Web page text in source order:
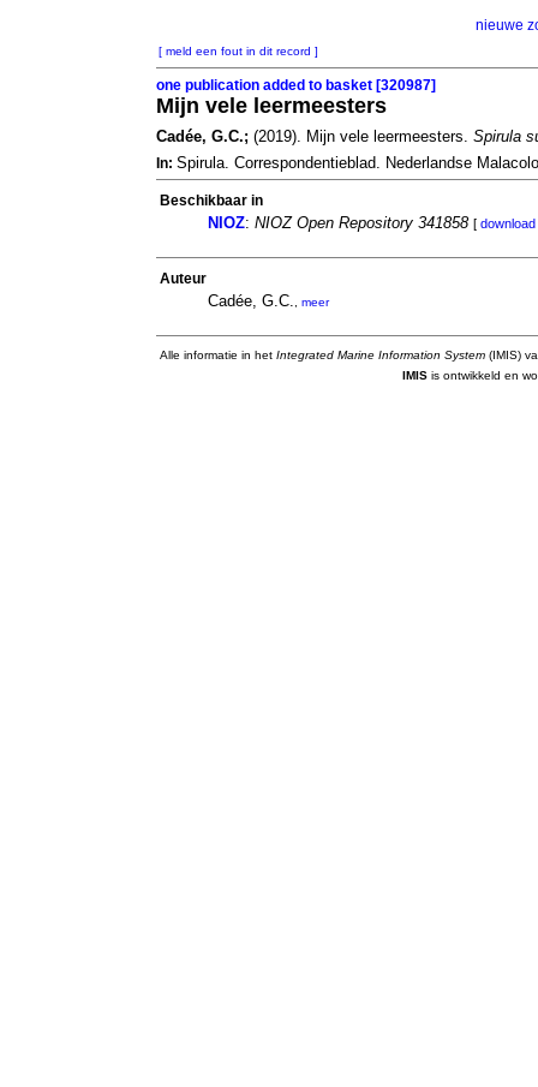
nieuwe
[ meld een fout in dit record ]
one publication added to basket [320987]
Mijn vele leermeesters
Cadée, G.C.; (2019). Mijn vele leermeesters. Spirula
In: Spirula. Correspondentieblad. Nederlandse
Beschikbaar in
NIOZ: NIOZ Open Repository 341858 [ download
Auteur
Cadée, G.C. meer
Alle informatie in het Integrated Marine Information System (IMIS)
IMIS is ontwikkeld en